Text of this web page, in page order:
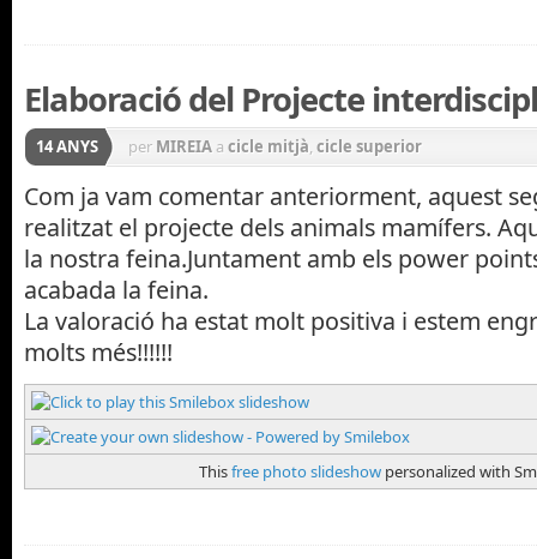
Elaboració del Projecte
14 ANYS per MIREIA a cicle mitjà, cicle superior
Com ja vam comentar anteriorment, aquest
realitzat el projecte dels animals mamífers.
la nostra feina.Juntament amb els power
acabada la feina.
La valoració ha estat molt positiva i estem
molts més!!!!!!
Thisfree photo slideshow personalized with